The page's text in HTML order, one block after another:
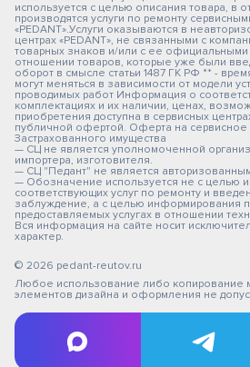
используется с целью описания товара, в
производятся услуги по ремонту
«PEDANT».Услуги оказываются в
центрах «PEDANT», не связанными с
товарных знаков и/или с ее официальными
отношении товаров, которые уже были
оборот в смысле статьи 1487 ГК РФ ** -
могут меняться в зависимости от модели
проводимых работ Информация о
комплектациях и их наличии, ценах,
приобретения доступна в сервисных
публичной офертой. Оферта на
Застрахованного имущества
— СЦ не является уполномоченной
импортера, изготовителя.
— СЦ "Педант" не является
— Обозначение используется не с целью
соответствующих услуг по ремонту и
заблуждение, а с целью информирования
предоставляемых услугах в отношении
Вся информация на сайте носит
характер.
© 2026 pedant-reutov.ru
Любое использование либо копирование
элементов дизайна и оформления не